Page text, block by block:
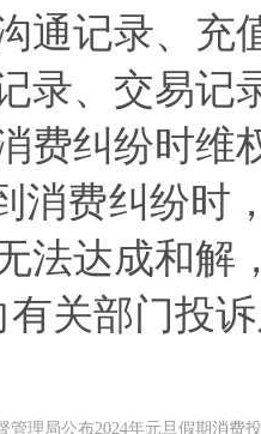
通记录、充
录、交易记
费纠纷时维
费纠纷时，
法达成和解
有关部门投
管理局公布2024年元旦假期消费